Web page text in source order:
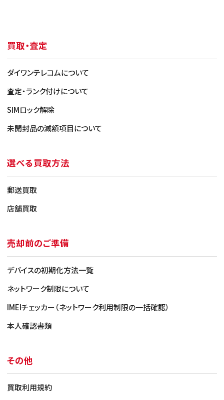
買取・査定
ダイワンテレコムについて
査定・ランク付けについて
SIMロック解除
未開封品の減額項目について
選べる買取方法
郵送買取
店舗買取
売却前のご準備
デバイスの初期化方法一覧
ネットワーク制限について
IMEIチェッカー（ネットワーク利用制限の一括確認）
本人確認書類
その他
買取利用規約